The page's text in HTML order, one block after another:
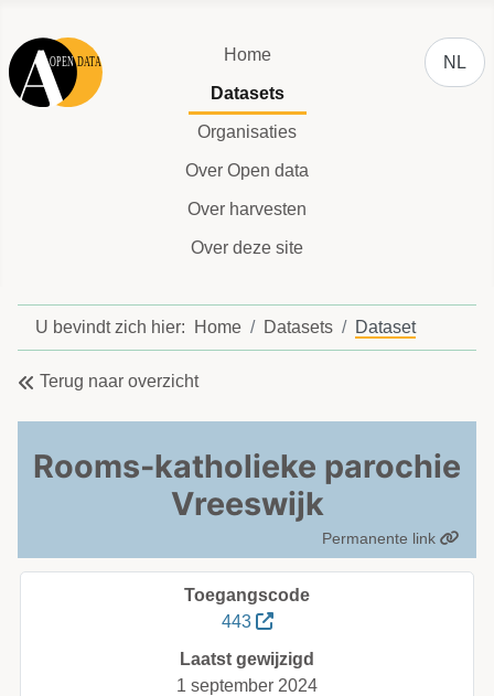
Home
Datasets
Organisaties
Over Open data
Over harvesten
Over deze site
NL
U bevindt zich hier: Home Datasets Dataset
Terug naar overzicht
Rooms-katholieke parochie
Vreeswijk
Permanente link
Toegangscode
443
Laatst gewijzigd
1 september 2024